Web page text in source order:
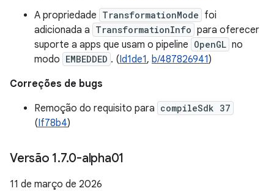
A propriedade TransformationMode foi
adicionada a TransformationInfo para oferecer
suporte a apps que usam o pipeline OpenGL no
modo EMBEDDED . (Id1de1, b/487826941)
Correções de bugs
Remoção do requisito para compileSdk 37
(If78b4)
Versão 1.7.0-alpha01
11 de março de 2026